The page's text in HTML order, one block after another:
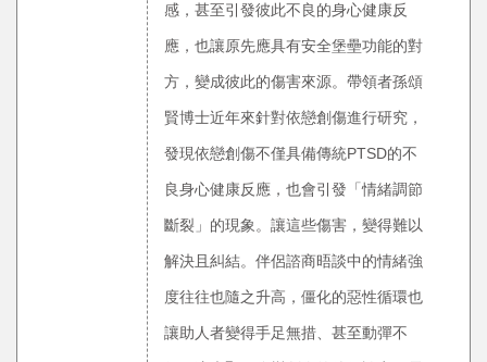
感，甚至引發彼此不良的身心健康反
應，也讓原先應具有安全堡壘功能的對
方，變成彼此的傷害來源。帶領者孫頌
賢博士近年來針對依戀創傷進行研究，
發現依戀創傷不僅具備傳統PTSD的不
良身心健康反應，也會引發「情緒調節
斷裂」的現象。讓這些傷害，變得難以
解決且糾結。伴侶諮商晤談中的情緒強
度往往也隨之升高，僵化的惡性循環也
讓助人者變得手足無措、甚至動彈不